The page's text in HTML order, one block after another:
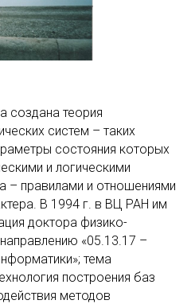
создана теория
систем – таких
состояния которых
и логическими
– правилами и отношениями
В 1994 г. в ВЦ РАН им
доктора физико-
«05.13.17 –
тема
построения баз
методов